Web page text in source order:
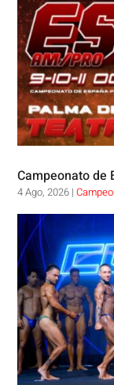
Campeonato de
4 Ago, 2026 |